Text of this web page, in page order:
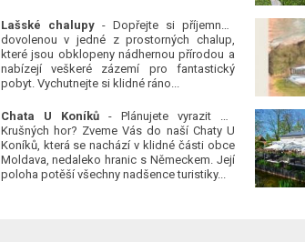
Lašské chalupy- Dopřejte si příjemnou
dovolenou v jedné z prostorných chalup,
které jsou obklopeny nádhernou přírodou a
nabízejí veškeré zázemí pro fantastický
pobyt. Vychutnejte si klidné ráno...
Chata U Koníků- Plánujete vyrazit do
Krušných hor? Zveme Vás do naší Chaty U
Koníků, která se nachází v klidné části obce
Moldava, nedaleko hranic s Německem. Její
poloha potěší všechny nadšence turistiky...